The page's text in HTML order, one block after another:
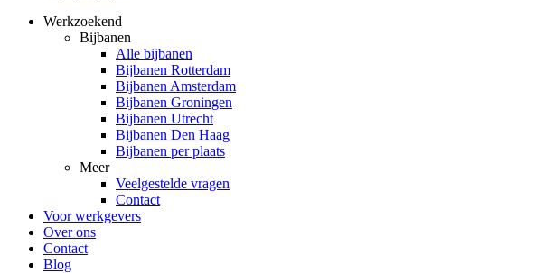
Werkzoekend
Bijbanen
Alle bijbanen
Bijbanen Rotterdam
Bijbanen Amsterdam
Bijbanen Groningen
Bijbanen Utrecht
Bijbanen Den Haag
Bijbanen per plaats
Meer
Veelgestelde vragen
Contact
Voor werkgevers
Over ons
Contact
Blog